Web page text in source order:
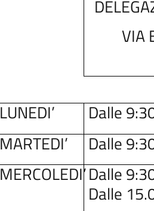
VIA
LUNEDI’ Dalle
MARTEDI’
Dalle
MERCOLEDI’Dalle
Dalle